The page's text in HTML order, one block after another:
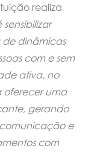
realiza
de dinâmicas
com e sem
ativa, no
oferecer uma
gerando
e
com